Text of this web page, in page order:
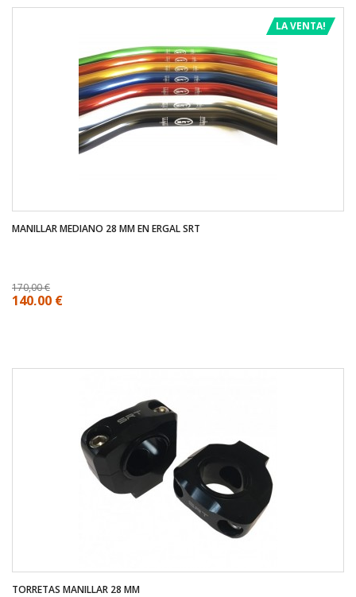
LA VENTA!
MANILLAR MEDIANO 28 MM EN ERGAL SRT
170,00 €
140,00 €
TORRETAS MANILLAR 28 MM